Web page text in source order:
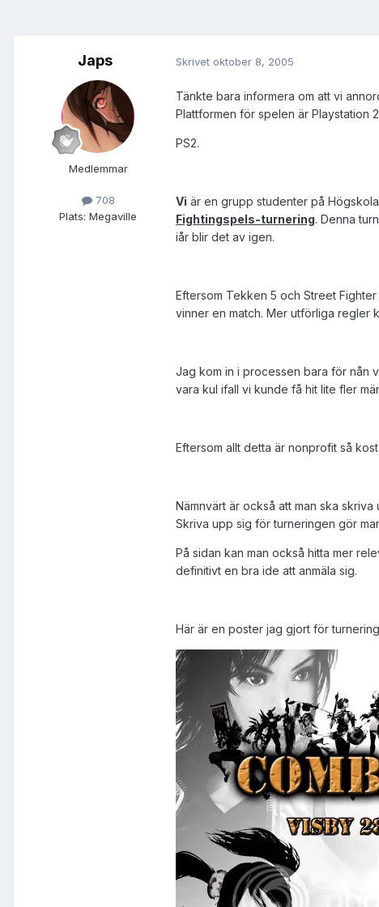
Japs
Medlemmar
708
Plats: Megaville
Skrivet oktober 8, 2005
Tänkte bara informera om att vi
Plattformen för spelen är Playstation
PS2.
Vi är en grupp studenter på
Fightingspels-turnering. Denna
iår blir det av igen.
Eftersom Tekken 5 och Street
vinner en match. Mer utförliga regler
Jag kom in i processen bara för nån
vara kul ifall vi kunde få hit lite fler
Eftersom allt detta är nonprofit så
Nämnvärt är också att man ska
Skriva upp sig för turneringen gör
På sidan kan man också hitta mer
definitivt en bra ide att anmäla sig.
Här är en poster jag gjort för